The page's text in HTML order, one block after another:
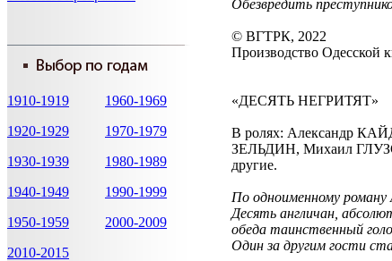
1910-1919
1960-1969
1920-1929
1970-1979
1930-1939
1980-1989
1940-1949
1990-1999
1950-1959
2000-2009
2010-2015
Обезвредить
© ВГТРК, 2022
Производство Одесской
«ДЕСЯТЬ НЕГРИТЯТ»
В ролях: Александр
ЗЕЛЬДИН, Михаил
другие.
По одноименному
Десять англичан,
обеда таинственный
Один за другим гости